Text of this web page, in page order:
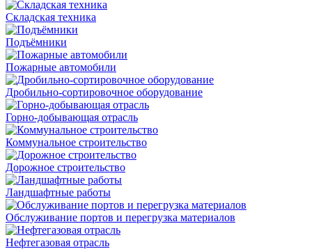
Складская техника
Подъёмники
Пожарные автомобили
Дробильно-сортировочное оборудование
Горно-добывающая отрасль
Коммунальное строительство
Дорожное строительство
Ландшафтные работы
Обслуживание портов и перегрузка материалов
Нефтегазовая отрасль